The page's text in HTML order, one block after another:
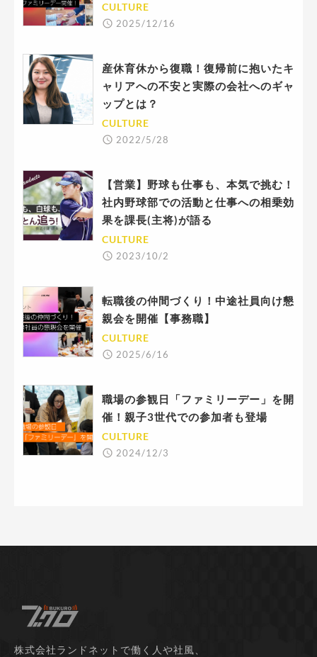
CULTURE
2025/12/16
産休育休から復職！復帰前に抱いたキ
ャリアへの不安と実際の会社へのギャ
ップとは？
CULTURE
2022/5/28
【営業】野球も仕事も、本気で挑む！
社内野球部での活動と仕事への相乗効
果を課長(主将)が語る
CULTURE
2023/10/2
転職後の仲間づくり！中途社員向け懇
親会を開催【事務職】
CULTURE
2025/6/16
職場の参観日「ファミリーデー」を開
催！親子3世代での参加者も登場
CULTURE
2024/12/3
株式会社ランドネットで働く人や社風、